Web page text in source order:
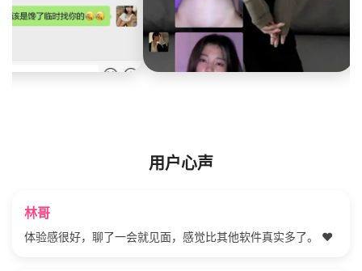
用户心声
林哥
体验感很好，聊了一会就见面，感觉比其他软件真实多了。 ❤️